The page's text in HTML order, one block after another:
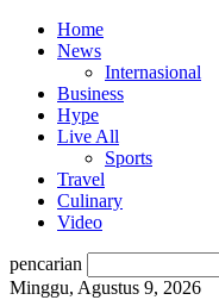
Home
News
Internasional
Business
Hype
Live All
Sports
Travel
Culinary
Video
pencarian
Minggu, Agustus 9, 2026